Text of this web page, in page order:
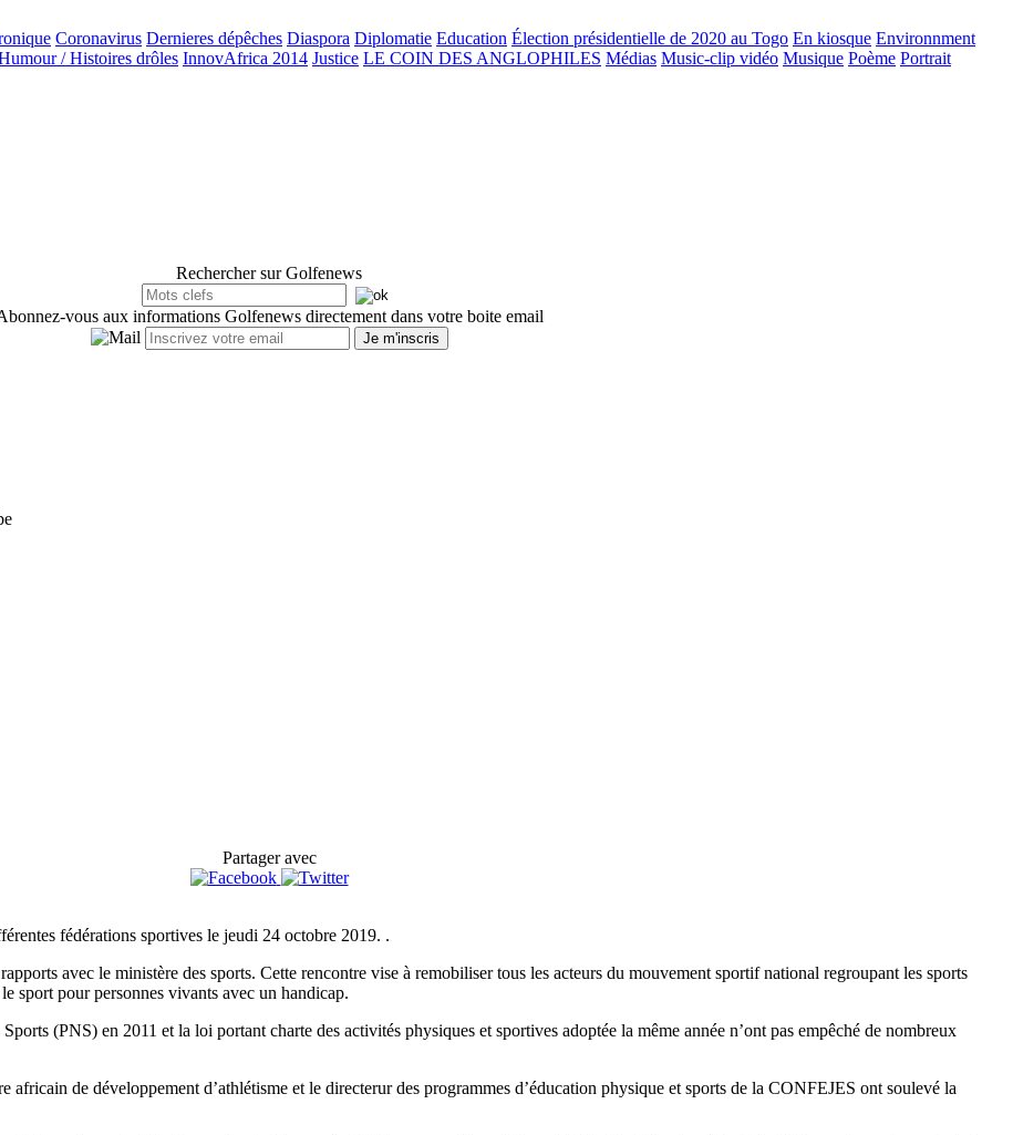
Coronavirus Dernieres dépêches Diaspora Diplomatie Education Élection présidentielle de 2020 au Togo En kiosque Environnment
/ Histoires drôles InnovAfrica 2014 Justice LE COIN DES ANGLOPHILES Médias Music-clip vidéo Musique Poème Portrait
Rechercher sur Golfenews
vous aux informations Golfenews directement dans votre boite email
Partager avec
fédérations sportives le jeudi 24 octobre 2019. .
avec le ministère des sports. Cette rencontre vise à remobiliser tous les acteurs du mouvement sportif national regroupant les sports
sport pour personnes vivants avec un handicap.
(PNS) en 2011 et la loi portant charte des activités physiques et sportives adoptée la même année n’ont pas empêché de nombreux
de développement d’athlétisme et le directerur des programmes d’éducation physique et sports de la CONFEJES ont soulevé la